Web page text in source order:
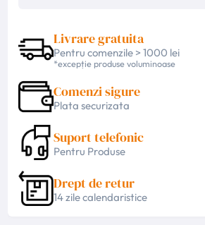
Livrare gratuita
Pentru comenzile > 1000 lei
*excepție produse voluminoase
Comenzi sigure
Plata securizata
Suport telefonic
Pentru Produse
Drept de retur
14 zile calendaristice